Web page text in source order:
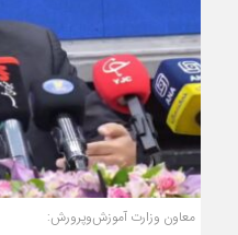
معاون وزارت آموزش‌وپرورش: